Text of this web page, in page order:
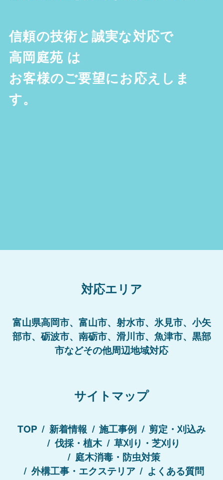
信頼の技術と誠実な対応で
高岡庭苑 は
お客様のご要望にお応えしま
す。
対応エリア
富山県高岡市、富山市、射水市、氷見市、小矢
部市、砺波市、南砺市、滑川市、魚津市、黒部
市などその他周辺地域対応
サイトマップ
TOP 新着情報 施工事例
剪定・刈込み
伐採・植木
草刈り・芝刈り
庭木消毒・防虫対策
外構工事・エクステリア
よくある質問